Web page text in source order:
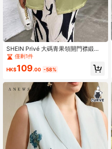
SHEIN Privé 大碼青果領開門襟緞面
西裝外套
僅剩1件
HK$109.00 -58%